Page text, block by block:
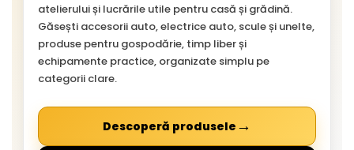
atelierului și lucrările utile pentru casă și grădină.
Găsești accesorii auto, electrice auto, scule și unelte,
produse pentru gospodărie, timp liber și
echipamente practice, organizate simplu pe
categorii clare.
Descoperă produsele →